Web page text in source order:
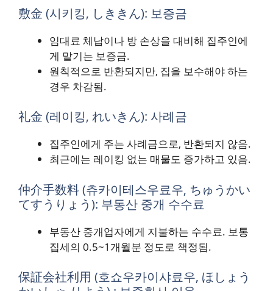
敷金 (시키킹, しききん): 보증금
임대료 체납이나 방 손상을 대비해 집주인에
게 맡기는 보증금.
원칙적으로 반환되지만, 집을 보수해야 하는
경우 차감됨.
礼金 (레이킹, れいきん): 사례금
집주인에게 주는 사례금으로, 반환되지 않음.
최근에는 레이킹 없는 매물도 증가하고 있음.
仲介手数料 (츄카이테스우료우, ちゅうかい
てすうりょう): 부동산 중개 수수료
부동산 중개업자에게 지불하는 수수료. 보통
집세의 0.5~1개월분 정도로 책정됨.
保証会社利用 (호쇼우카이샤료우, ほしょう